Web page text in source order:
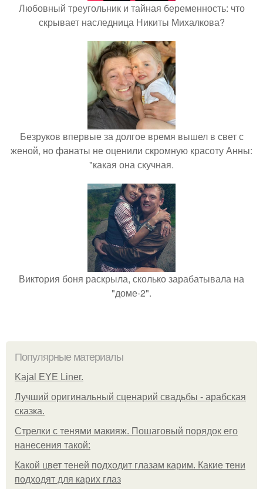
Любовный треугольник и тайная беременность: что
скрывает наследница Никиты Михалкова?
Безруков впервые за долгое время вышел в свет с
женой, но фанаты не оценили скромную красоту Анны:
"какая она скучная.
Виктория боня раскрыла, сколько зарабатывала на
"доме-2".
Популярные материалы
Kajal EYE Liner.
Лучший оригинальный сценарий свадьбы - арабская
сказка.
Стрелки с тенями макияж. Пошаговый порядок его
нанесения такой:
Какой цвет теней подходит глазам карим. Какие тени
подходят для карих глаз